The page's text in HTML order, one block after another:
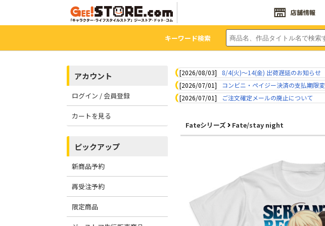
キーワード検索
アカウント
ログイン / 会員登録
カートを見る
ピックアップ
新商品予約
再受注予約
限定商品
[2026/08/03]
8/4(火)～14(金) 出荷遅延のお知らせ
[2026/07/01]
コンビニ・ペイジー決済の支払期限
[2026/07/01]
ご注文確定メールの廃止について
Fateシリーズ Fate/stay night